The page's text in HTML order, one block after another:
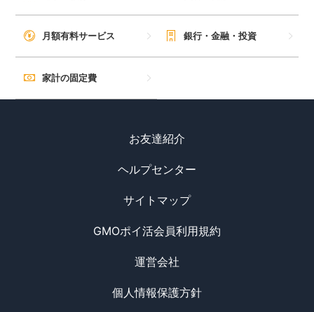
月額有料サービス 銀行・金融・投資
家計の固定費
お友達紹介
ヘルプセンター
サイトマップ
GMOポイ活会員利用規約
運営会社
個人情報保護方針